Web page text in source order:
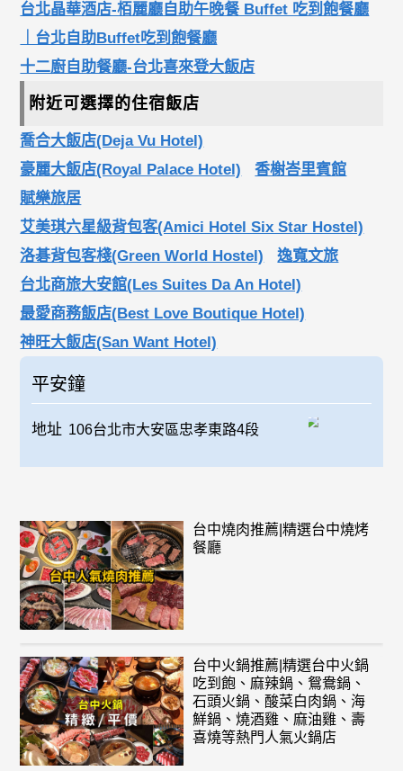
台北晶華酒店-栢麗廳自助午晚餐 Buffet 吃到飽餐廳
｜台北自助Buffet吃到飽餐廳
十二廚自助餐廳-台北喜來登大飯店
附近可選擇的住宿飯店
喬合大飯店(Deja Vu Hotel)
豪麗大飯店(Royal Palace Hotel)
香榭峇里賓館
賦樂旅居
艾美琪六星級背包客(Amici Hotel Six Star Hostel)
洛碁背包客棧(Green World Hostel)
逸寬文旅
台北商旅大安館(Les Suites Da An Hotel)
最愛商務飯店(Best Love Boutique Hotel)
神旺大飯店(San Want Hotel)
平安鐘
地址 106台北市大安區忠孝東路4段
台中燒肉推薦|精選台中燒烤
餐廳
台中火鍋推薦|精選台中火鍋
吃到飽、麻辣鍋、鴛鴦鍋、
石頭火鍋、酸菜白肉鍋、海
鮮鍋、燒酒雞、麻油雞、壽
喜燒等熱門人氣火鍋店